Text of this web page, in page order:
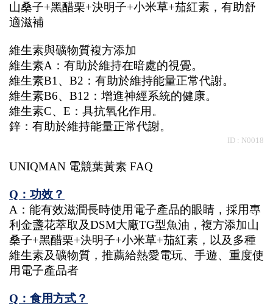
山桑子+黑醋栗+決明子+小米草+茄紅素，有助舒
適滋補
維生素與礦物質複方添加
維生素A：有助於維持在暗處的視覺。
維生素B1、B2：有助於維持能量正常代謝。
維生素B6、B12：增進神經系統的健康。
維生素C、E：具抗氧化作用。
鋅：有助於維持能量正常代謝。
ID : N0018
UNIQMAN 電競葉黃素 FAQ
Q：功效？
A：能有效滋潤長時使用電子產品的眼睛，採用專
利金盞花萃取及DSM大廠TG型魚油，複方添加山
桑子+黑醋栗+決明子+小米草+茄紅素，以及多種
維生素及礦物質，推薦給熱愛電玩、手遊、重度使
用電子產品者
Q：食用方式？